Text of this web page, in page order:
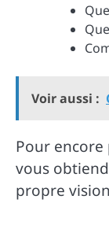
Voir aussi :
Pour encore
vous
propre